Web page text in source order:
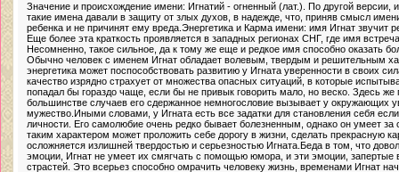
Значение и происхождение имени: Игнатий - огненный (лат.). По другой версии,
такие имена давали в защиту от злых духов, в надежде, что, приняв смысл
ребенка и не причинят ему вреда.Энергетика и Карма имени: имя Игнат звучит
Еще более эта краткость проявляется в западных регионах СНГ, где имя
Несомненно, такое сильное, да к тому же еще и редкое имя способно оказать
Обычно человек с именем Игнат обладает волевым, твердым и решительным
энергетика может поспособствовать развитию у Игната уверенности в своих
качество изрядно страхует от множества опасных ситуаций, в которые
попадал бы гораздо чаще, если бы не привык говорить мало, но веско. Здесь же
большинстве случаев его сдержанное немногословие вызывает у окружающих
мужество.Иными словами, у Игната есть все задатки для становления себя
личности. Его самолюбие очень редко бывает болезненным, однако он умеет за
таким характером может проложить себе дорогу в жизни, сделать прекрасную
осложняется излишней твердостью и серьезностью Игната.Беда в том, что
эмоции, Игнат не умеет их смягчать с помощью юмора, и эти эмоции, запертые
страстей. Это всерьез способно омрачить человеку жизнь, временами Игнат